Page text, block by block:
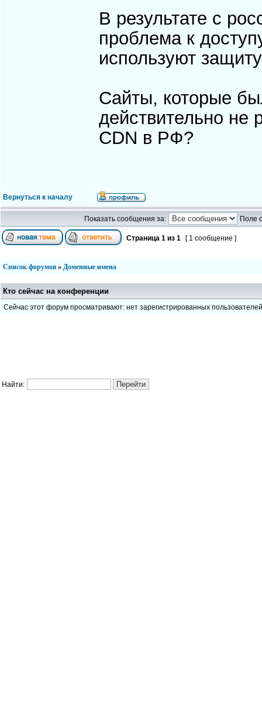
В результате с
проблема к
используют
Сайты, которые
действительно не
CDN в РФ?
Вернуться к началу
Показать сообщения за: Поле
Страница 1 из 1 [ 1 сообщение ]
Список форумов » Доменные имена
Кто сейчас на конференции
Сейчас этот форум просматривают: нет зарегистрированных пользователей
Найти: